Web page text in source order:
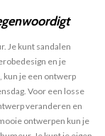
Je kunt sandalen
en je
kun je een ontwerp
Voor een losse
veranderen en
ontwerpen kun je